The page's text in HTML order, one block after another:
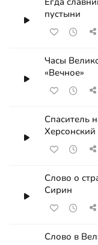
пустыни
Часы
«Вечное»
Спаситель
Херсонский
Слово о
Сирин
Слово в